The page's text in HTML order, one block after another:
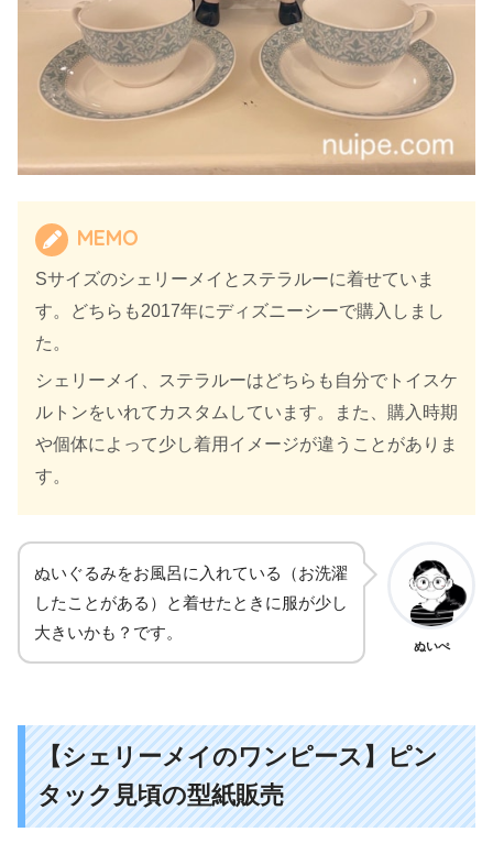
MEMO
Sサイズのシェリーメイとステラルーに着せていま
す。どちらも2017年にディズニーシーで購入しまし
た。
シェリーメイ、ステラルーはどちらも自分でトイスケ
ルトンをいれてカスタムしています。また、購入時期
や個体によって少し着用イメージが違うことがありま
す。
ぬいぐるみをお風呂に入れている（お洗濯
したことがある）と着せたときに服が少し
大きいかも？です。
ぬいぺ
【シェリーメイのワンピース】ピン
タック見頃の型紙販売